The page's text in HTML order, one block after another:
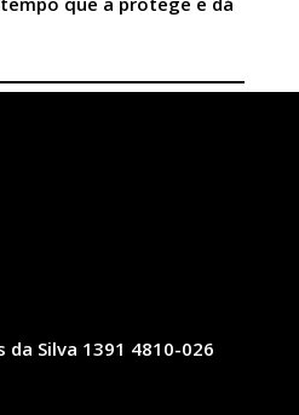
da Silva 1391 4810-026